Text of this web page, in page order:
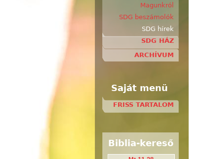
Magunkról
SDG beszámolók
SDG hírek
SDG HÁZ
ARCHÍVUM
Saját menü
FRISS TARTALOM
Biblia-kereső